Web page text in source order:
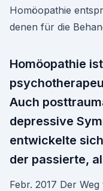
Homöopathie
denen für die
Homöopathie
Auch
depressive
entwickelte
der passierte,
Febr. 2017 Der